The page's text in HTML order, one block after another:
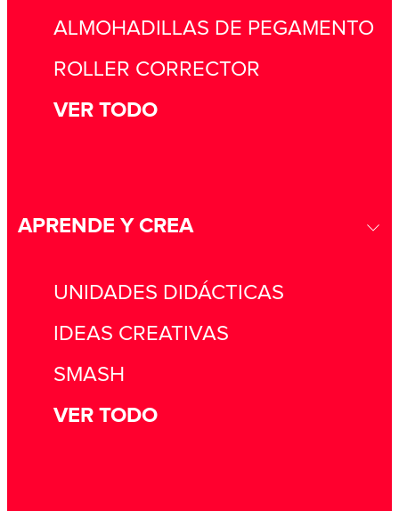
ALMOHADILLAS DE PEGAMENTO
ROLLER CORRECTOR
VER TODO
APRENDE Y CREA
UNIDADES DIDÁCTICAS
IDEAS CREATIVAS
SMASH
VER TODO